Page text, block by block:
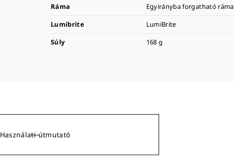
Ráma
Egyirányba forgatható ráma
Lumibrite
LumiBrite
Súly
168 g
Használati útmutató